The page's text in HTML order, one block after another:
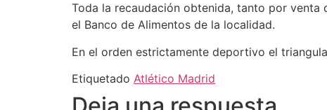
Toda la recaudación obtenida, tanto por
el Banco de Alimentos de la localidad.
En el orden estrictamente deportivo el
Etiquetado Atlético Madrid